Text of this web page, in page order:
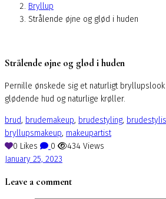
Bryllup
Strålende øjne og glød i huden
Strålende øjne og glød i huden
Pernille ønskede sig et naturligt
glødende hud og naturlige krøller.
brud, brudemakeup, brudestyling,
bryllupsmakeup, makeupartist
0 Likes 0 434 Views
January 25, 2023
Leave a comment